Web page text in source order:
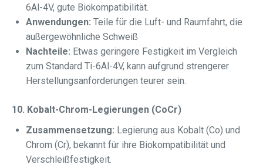
6Al-4V, gute Biokompatibilität.
Anwendungen: Teile für die Luft- und Raumfahrt, die
außergewöhnliche Schweiß
Nachteile: Etwas geringere Festigkeit im Vergleich
zum Standard Ti-6Al-4V, kann aufgrund strengerer
Herstellungsanforderungen teurer sein.
10. Kobalt-Chrom-Legierungen (CoCr)
Zusammensetzung: Legierung aus Kobalt (Co) und
Chrom (Cr), bekannt für ihre Biokompatibilität und
Verschleißfestigkeit.